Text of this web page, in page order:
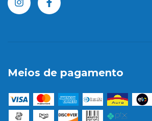
Meios de pagamento